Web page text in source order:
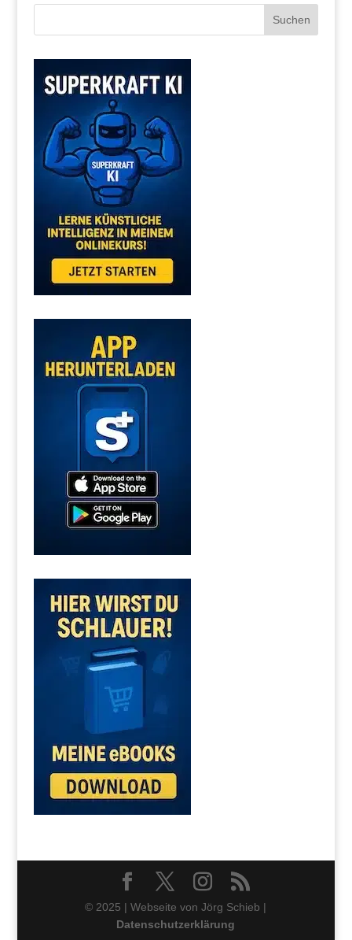
© 2025 | Webseite von Jörg Schieb |
Datenschutzerklärung